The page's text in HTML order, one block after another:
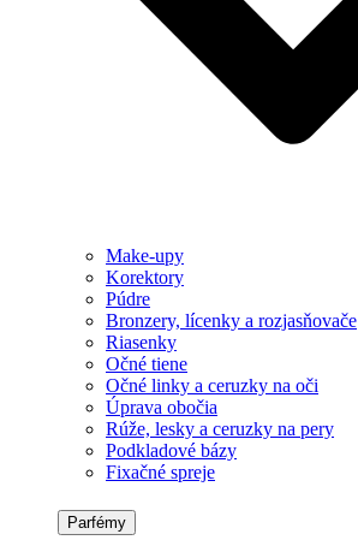
Make-upy
Korektory
Púdre
Bronzery, lícenky a rozjasňovače
Riasenky
Očné tiene
Očné linky a ceruzky na oči
Úprava obočia
Rúže, lesky a ceruzky na pery
Podkladové bázy
Fixačné spreje
Parfémy